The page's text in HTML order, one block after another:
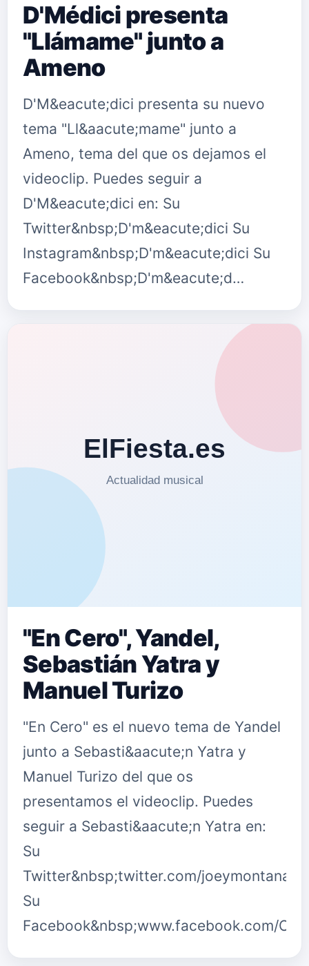
D'Médici presenta
"Llámame" junto a
Ameno
D'M&eacute;dici presenta su nuevo
tema "Ll&aacute;mame" junto a
Ameno, tema del que os dejamos el
videoclip. Puedes seguir a
D'M&eacute;dici en: Su
Twitter&nbsp;D'm&eacute;dici Su
Instagram&nbsp;D'm&eacute;dici Su
Facebook&nbsp;D'm&eacute;d…
"En Cero", Yandel,
Sebastián Yatra y
Manuel Turizo
"En Cero" es el nuevo tema de Yandel
junto a Sebasti&aacute;n Yatra y
Manuel Turizo del que os
presentamos el videoclip. Puedes
seguir a Sebasti&aacute;n Yatra en:
Su
Twitter&nbsp;twitter.com/joeymontanat
Su
Facebook&nbsp;www.facebook.com/O…